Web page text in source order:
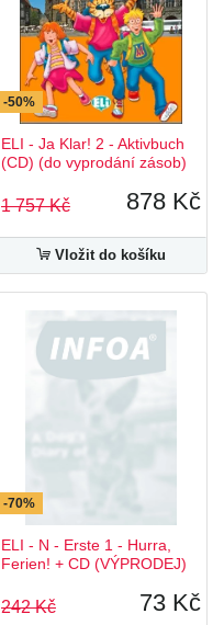
-50%
ELI - Ja Klar! 2 - Aktivbuch
(CD) (do vyprodání zásob)
1 757 Kč 878 Kč
Vložit do košíku
-70%
ELI - N - Erste 1 - Hurra,
Ferien! + CD (VÝPRODEJ)
242 Kč 73 Kč